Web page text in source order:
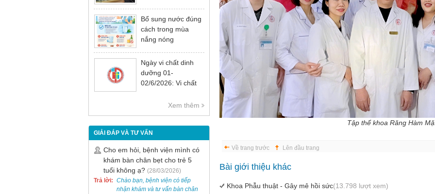
bệnh
Bổ sung nước đúng
cách trong mùa
nắng nóng
Ngày vi chất dinh
dưỡng 01-
02/6/2026: Vi chất
thiết cho sự phát
Xem thêm
GIẢI ĐÁP VÀ TƯ VẤN
Cho em hỏi, bệnh viện mình có
khám bàn chân bẹt cho trẻ 5
tuổi không ạ? (28/03/2026)
Trả lời: Chào bạn, bệnh viện có tiếp
nhận khám và tư vấn bàn chân
Tập thể khoa Răng Hàm
Về trang trước Lên đầu trang
Bài giới thiệu khác
Khoa Phẫu thuật - Gây mê hồi sức(13.798 lượt xem)